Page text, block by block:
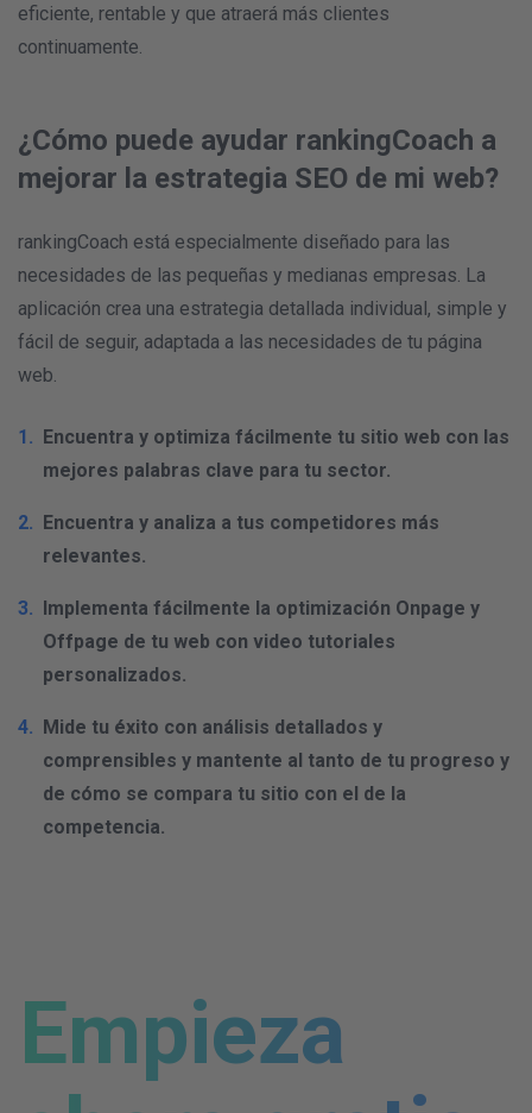
eficiente, rentable y que atraerá más clientes
continuamente.
¿Cómo puede ayudar rankingCoach a
mejorar la estrategia SEO de mi web?
rankingCoach está especialmente diseñado para las
necesidades de las pequeñas y medianas empresas. La
aplicación crea una estrategia detallada individual, simple y
fácil de seguir, adaptada a las necesidades de tu página
web.
Encuentra y optimiza fácilmente tu sitio web con las
mejores palabras clave para tu sector.
Encuentra y analiza a tus competidores más
relevantes.
Implementa fácilmente la optimización Onpage y
Offpage de tu web con video tutoriales
personalizados.
Mide tu éxito con análisis detallados y
comprensibles y mantente al tanto de tu progreso y
de cómo se compara tu sitio con el de la
competencia.
Empieza